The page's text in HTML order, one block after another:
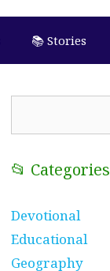
📚 Stories
📂 Categories
Devotional
Educational
Geography